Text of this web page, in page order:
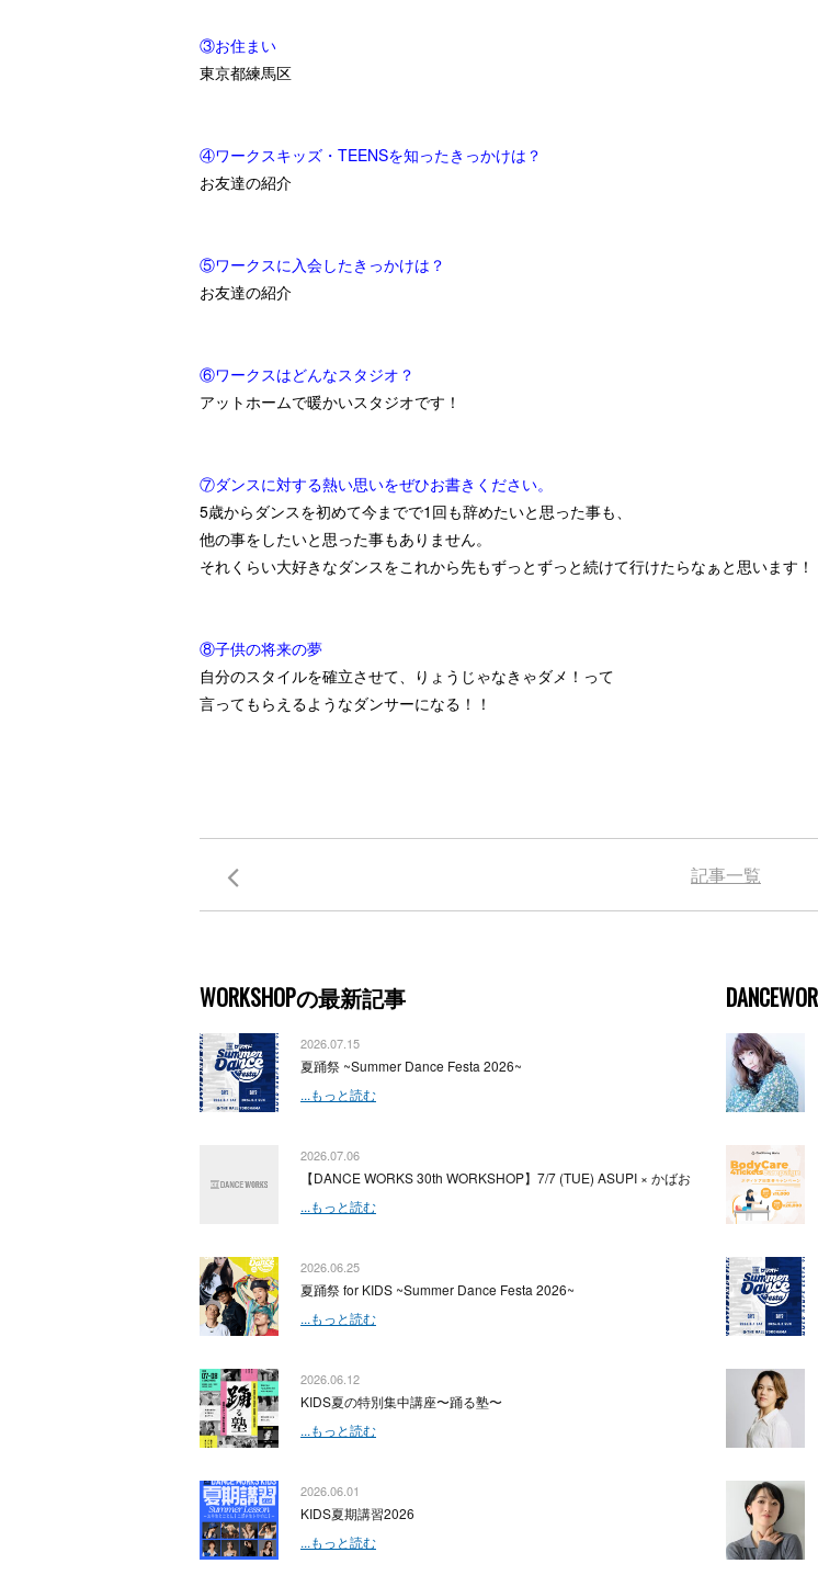
③お住まい
東京都練馬区
④ワークスキッズ・TEENSを知ったきっかけは？
お友達の紹介
⑤ワークスに入会したきっかけは？
お友達の紹介
⑥ワークスはどんなスタジオ？
アットホームで暖かいスタジオです！
⑦ダンスに対する熱い思いをぜひお書きください。
5歳からダンスを初めて今までで1回も辞めたいと思った事も、
他の事をしたいと思った事もありません。
それくらい大好きなダンスをこれから先もずっとずっと続けて行けたらなぁと思います！
⑧子供の将来の夢
自分のスタイルを確立させて、りょうじゃなきゃダメ！って
言ってもらえるようなダンサーになる！！
記事一覧
WORKSHOPの最新記事
2026.07.15
夏踊祭 ~Summer Dance Festa 2026~
...もっと読む
2026.07.06
【DANCE WORKS 30th WORKSHOP】7/7 (TUE) ASUPI × かばお
...もっと読む
2026.06.25
夏踊祭 for KIDS ~Summer Dance Festa 2026~
...もっと読む
2026.06.12
KIDS夏の特別集中講座〜踊る塾〜
...もっと読む
2026.06.01
KIDS夏期講習2026
...もっと読む